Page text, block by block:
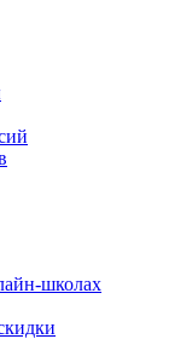
школах